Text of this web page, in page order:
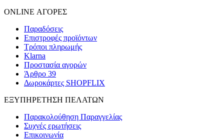
ONLINE ΑΓΟΡΕΣ
Παραδόσεις
Επιστροφές προϊόντων
Τρόποι πληρωμής
Klarna
Προστασία αγορών
Άρθρο 39
Δωροκάρτες SHOPFLIX
ΕΞΥΠΗΡΕΤΗΣΗ ΠΕΛΑΤΩΝ
Παρακολούθηση Παραγγελίας
Συχνές ερωτήσεις
Επικοινωνία